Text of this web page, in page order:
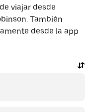
viajar desde
También
desde la app